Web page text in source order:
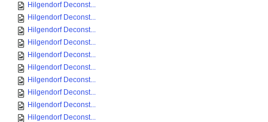
Hilgendorf Deconst...
Hilgendorf Deconst...
Hilgendorf Deconst...
Hilgendorf Deconst...
Hilgendorf Deconst...
Hilgendorf Deconst...
Hilgendorf Deconst...
Hilgendorf Deconst...
Hilgendorf Deconst...
Hilgendorf Deconst...